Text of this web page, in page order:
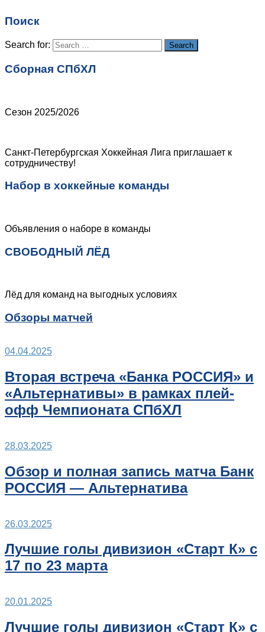
Поиск
Search for: Search
Сборная СПбХЛ
Сезон 2025/2026
Санкт-Петербургская Хоккейная Лига приглашает к
сотрудничеству!
Набор в хоккейные команды
Объявления о наборе в команды
СВОБОДНЫЙ ЛЁД
Лёд для команд на выгодных условиях
Обзоры матчей
04.04.2025
Вторая встреча «Банка РОССИЯ» и
«Альтернативы» в рамках плей-
офф Чемпионата СПбХЛ
28.03.2025
Обзор и полная запись матча Банк
РОССИЯ — Альтернатива
26.03.2025
Лучшие голы дивизион «Старт К» с
17 по 23 марта
20.01.2025
Лучшие голы дивизион «Старт К» с